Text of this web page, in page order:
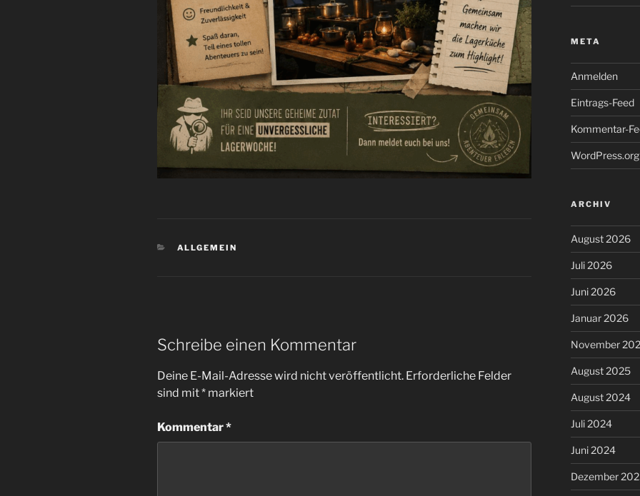
KATEGORIEN
ALLGEMEIN
Schreibe einen Kommentar
Deine E-Mail-Adresse wird nicht veröffentlicht. Erforderliche Felder
sind mit* markiert
Kommentar*
META
Anmelden
Eintrags-Feed
Kommentar-
WordPress.org
ARCHIV
August 2026
Juli 2026
Juni 2026
Januar 2026
November
August 2025
August 2024
Juli 2024
Juni 2024
Dezember